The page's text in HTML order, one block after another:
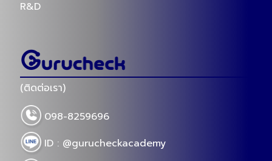
R&D
(ติดต่อเรา)
098-8259696
ID : @gurucheckacademy